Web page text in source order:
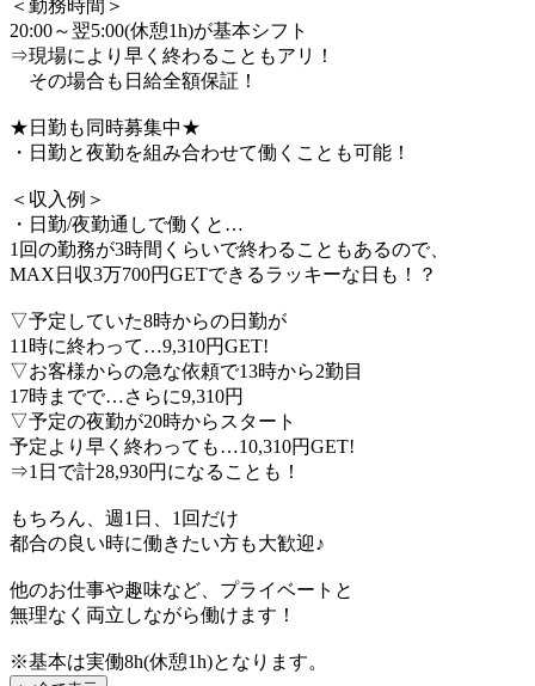
＜勤務時間＞
20:00～翌5:00(休憩1h)が基本シフト
⇒現場により早く終わることもアリ！
その場合も日給全額保証！
★日勤も同時募集中★
・日勤と夜勤を組み合わせて働くことも可能！
＜収入例＞
・日勤/夜勤通しで働くと…
1回の勤務が3時間くらいで終わることもあるので、
MAX日収3万700円GETできるラッキーな日も！？
▽予定していた8時からの日勤が
11時に終わって…9,310円GET!
▽お客様からの急な依頼で13時から2勤目
17時までで…さらに9,310円
▽予定の夜勤が20時からスタート
予定より早く終わっても…10,310円GET!
⇒1日で計28,930円になることも！
もちろん、週1日、1回だけ
都合の良い時に働きたい方も大歓迎♪
他のお仕事や趣味など、プライベートと
無理なく両立しながら働けます！
※基本は実働8h(休憩1h)となります。